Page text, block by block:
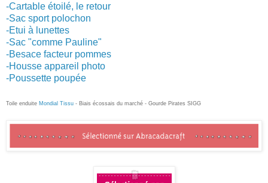
-Cartable étoilé, le retour
-Sac sport polochon
-Etui à lunettes
-Sac "comme Pauline"
-Besace facteur pommes
-Housse appareil photo
-Poussette poupée
Toile enduite Mondial Tissu - Biais écossais du marché - Gourde Pirates SIGG